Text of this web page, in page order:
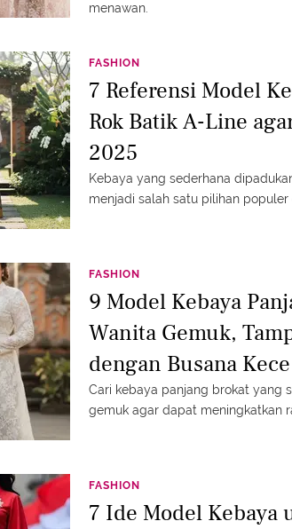
menawan.
FASHION
7 Referensi Model
Rok Batik A-Line
2025
Kebaya yang sederhana
menjadi salah satu pilihan populer
FASHION
9 Model Kebaya
Wanita Gemuk,
dengan Busana Kece
Cari kebaya panjang brokat yang
gemuk agar dapat meningkatkan
FASHION
7 Ide Model Kebaya